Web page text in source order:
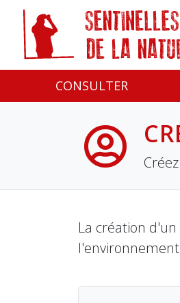
CONSULTER
La création
Panneau de gestion des cookies